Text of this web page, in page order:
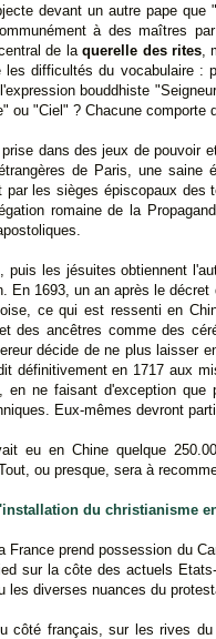
devant un autre pape
à des maîtres
de laquerelle des rites,
difficultés du vocabulaire :
bouddhiste
ou "Ciel" ? Chacune comporte
dans des jeux de pouvoir
de Paris, une saine
les sièges épiscopaux des
romaine de la
puis les jésuites obtiennent
En 1693, un an après le
ce qui est ressenti en
des ancêtres comme des
décide de ne plus laisser
définitivement en 1717 aux
en ne faisant d'exception
Eux-mêmes devront
eu en Chine quelque
ou presque, sera à
du christianisme
France prend possession du
sur la côte des actuels
les diverses nuances du
côté français, sur les rives